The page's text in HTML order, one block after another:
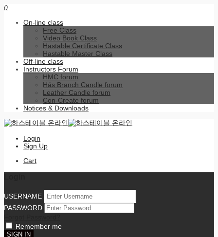
0
On-line class
Free Class
Video Book Class
Hastable Certificate Class
Hastable Master Class
Off-line class
Instructors Forum
HMC forum
Hás Branch Candle forum
Leather Candle forum
Con-Create forum
Notices & Downloads
Login
Sign Up
Cart
USERNAME
PASSWORD
Remember me